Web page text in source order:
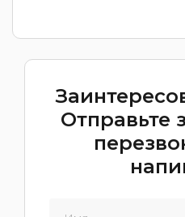
Отправьте